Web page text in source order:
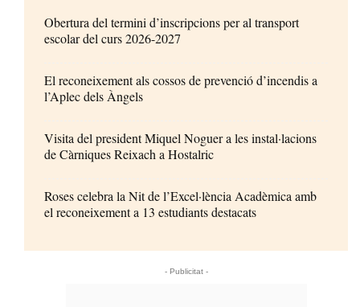
Obertura del termini d’inscripcions per al transport
escolar del curs 2026-2027
El reconeixement als cossos de prevenció d’incendis a
l’Aplec dels Àngels
Visita del president Miquel Noguer a les instal·lacions
de Càrniques Reixach a Hostalric
Roses celebra la Nit de l’Excel·lència Acadèmica amb
el reconeixement a 13 estudiants destacats
- Publicitat -